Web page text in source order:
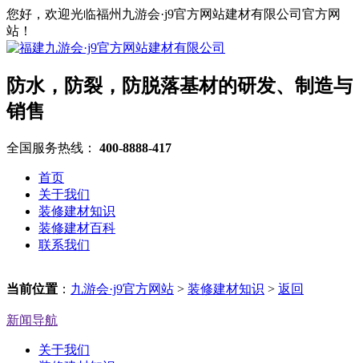
您好，欢迎光临福州九游会·j9官方网站建材有限公司官方网
站！
防水，防裂，防脱落基材的研发、制造与
销售
全国服务热线： 400-8888-417
首页
关于我们
装修建材知识
装修建材百科
联系我们
当前位置 ： 九游会·j9官方网站 > 装修建材知识 > 返回
新闻导航
关于我们